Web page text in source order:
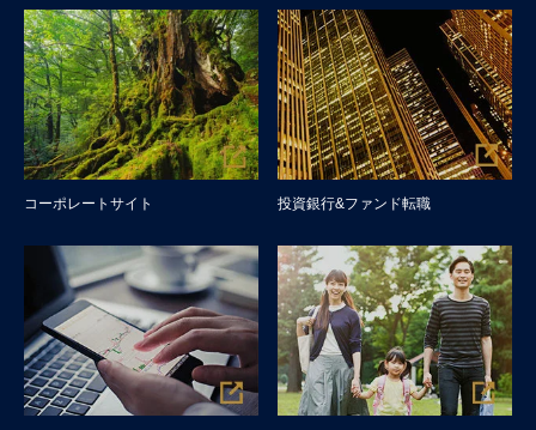
コーポレートサイト 投資銀行&ファンド転職